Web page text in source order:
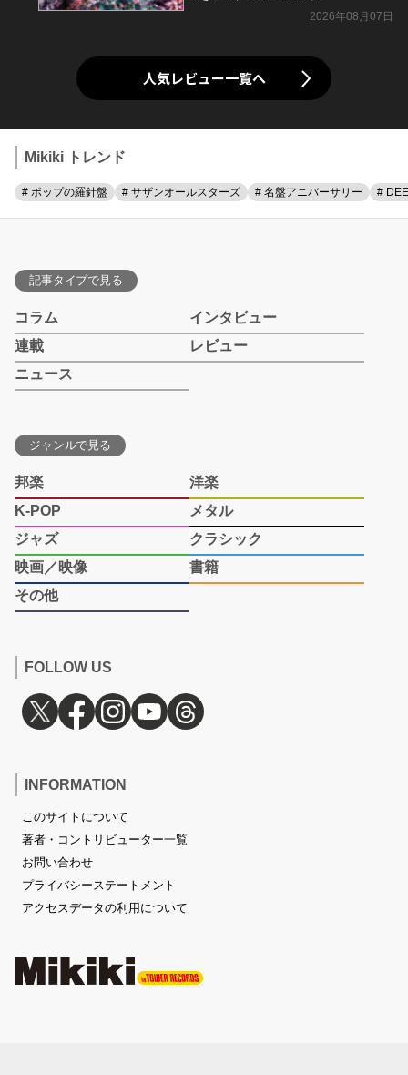
2026年08月07日
人気レビュー一覧へ
Mikiki トレンド
# ポップの羅針盤 # サザンオールスターズ # 名盤アニバーサリー #
記事タイプで見る
コラム
インタビュー
連載
レビュー
ニュース
ジャンルで見る
邦楽
洋楽
K-POP
メタル
ジャズ
クラシック
映画／映像
書籍
その他
FOLLOW US
INFORMATION
このサイトについて
著者・コントリビューター一覧
お問い合わせ
プライバシーステートメント
アクセスデータの利用について